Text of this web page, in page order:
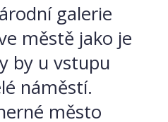
galerie
městě jako je
by u vstupu
náměstí.
město